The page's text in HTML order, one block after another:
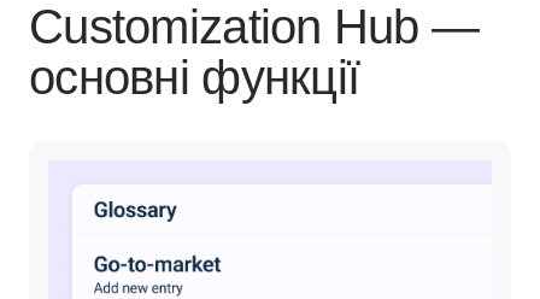
Customization Hub —
основні функції